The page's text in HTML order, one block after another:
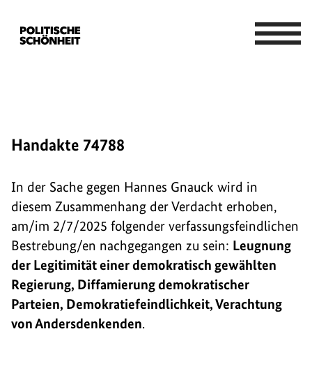
Handakte 74788
In der Sache gegen Hannes Gnauck wird in
diesem Zusammenhang der Verdacht erhoben,
am/im 2/7/2025 folgender verfassungsfeindlichen
Bestrebung/en nachgegangen zu sein: Leugnung
der Legitimität einer demokratisch gewählten
Regierung, Diffamierung demokratischer
Parteien, Demokratiefeindlichkeit, Verachtung
von Andersdenkenden.